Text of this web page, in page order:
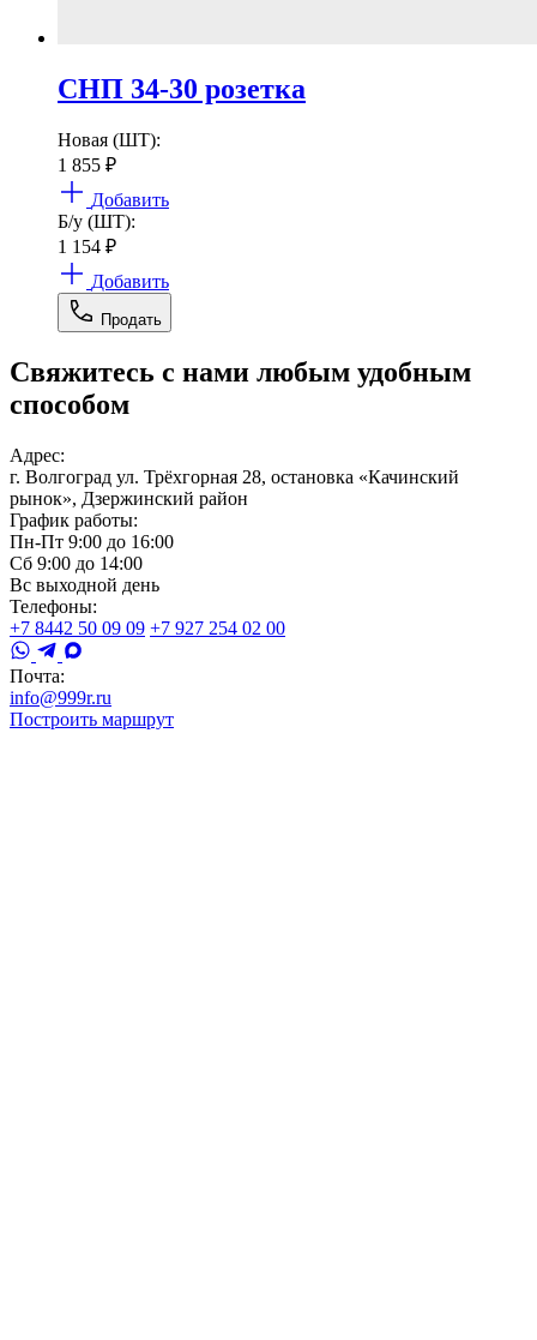
СНП 34-30 розетка
Новая (ШТ):
1 855 ₽
Добавить
Б/у (ШТ):
1 154 ₽
Добавить
Продать
Свяжитесь с нами любым удобным
способом
Адрес:
г. Волгоград ул. Трёхгорная 28, остановка «Качинский
рынок», Дзержинский район
График работы:
Пн-Пт 9:00 до 16:00
Сб 9:00 до 14:00
Вс выходной день
Телефоны:
+7 8442 50 09 09 +7 927 254 02 00
Почта:
info@999r.ru
Построить маршрут